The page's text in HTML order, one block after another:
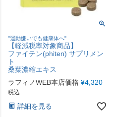
"運動嫌いでも健康体へ"
【軽減税率対象商品】
ファイテン(phiten) サプリメン
ト
桑葉濃縮エキス
ラフィノWEB本店価格 ¥4,320
税込
詳細を見る